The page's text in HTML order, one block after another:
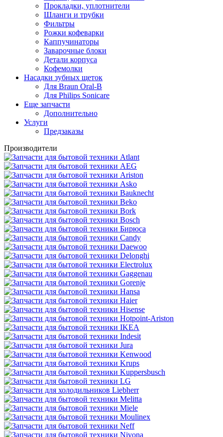
Прокладки, уплотнители
Шланги и трубки
Фильтры
Рожки кофеварки
Каппучинаторы
Заварочные блоки
Детали корпуса
Кофемолки
Насадки зубных щеток
Для Braun Oral-B
Для Philips Sonicare
Еще запчасти
Дополнительно
Услуги
Предзаказы
Производители